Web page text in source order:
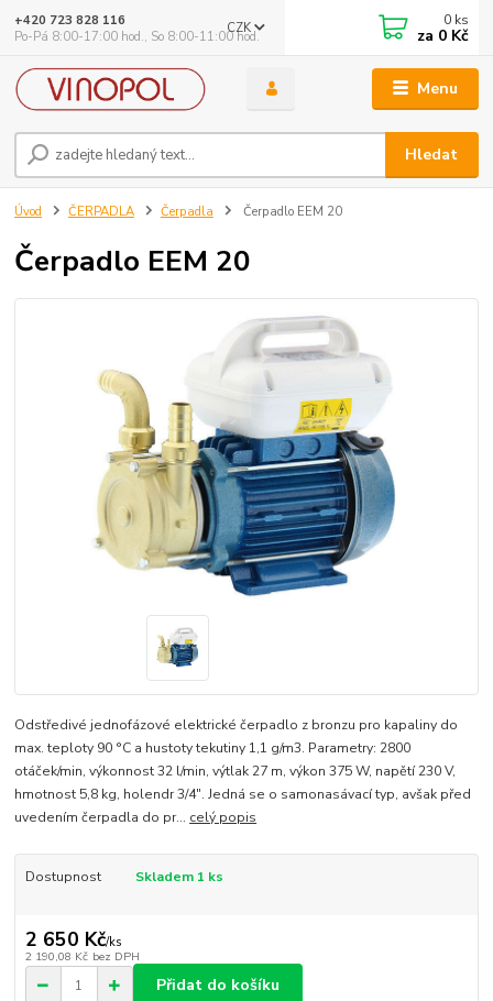
Menu
CZK
Hledat
+420 723 828 116
Po-Pá 8:00-17:00 hod., So 8:00-11:00 hod.
0 ks
za 0 Kč
Úvod ČERPADLA Čerpadla Čerpadlo EEM 20
Čerpadlo EEM 20
Odstředivé jednofázové elektrické čerpadlo z bronzu pro kapaliny do
max. teploty 90 °C a hustoty tekutiny 1,1 g/m3. Parametry: 2800
otáček/min, výkonnost 32 l/min, výtlak 27 m, výkon 375 W, napětí 230 V,
hmotnost 5,8 kg, holendr 3/4". Jedná se o samonasávací typ, avšak před
uvedením čerpadla do pr... celý popis
Dostupnost Skladem 1 ks
2 650 Kč/ks
2 190,08 Kč bez DPH
Přidat do košíku